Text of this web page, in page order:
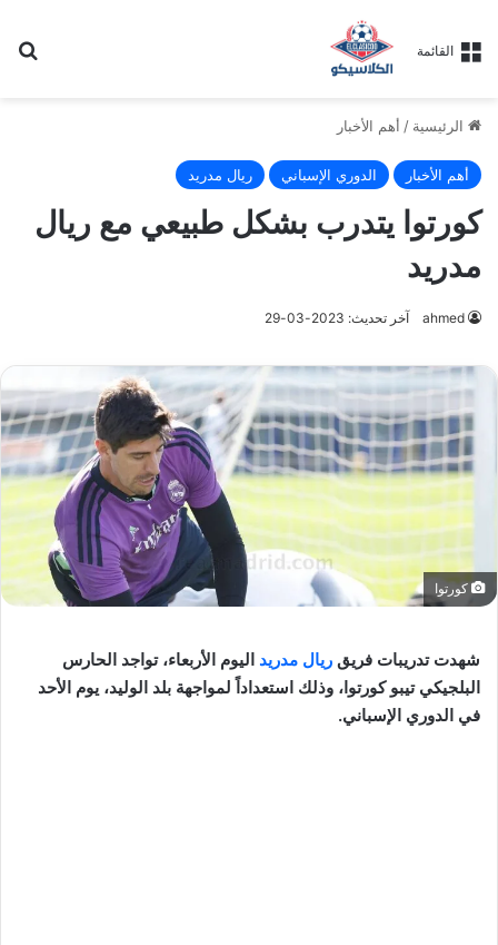
القائمة
الرئيسية / أهم الأخبار
أهم الأخبار الدوري الإسباني ريال مدريد
كورتوا يتدرب بشكل طبيعي مع ريال
مدريد
ahmed آخر تحديث: 2023-03-29
كورتوا
شهدت تدريبات فريق ريال مدريد اليوم الأربعاء، تواجد الحارس
البلجيكي تيبو كورتوا، وذلك استعداداً لمواجهة بلد الوليد، يوم الأحد
في الدوري الإسباني.